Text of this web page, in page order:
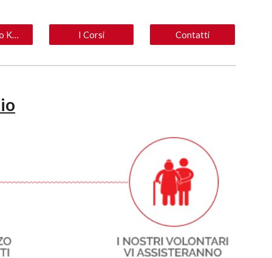
Ambulatorio Km 0 I Corsi Contatti